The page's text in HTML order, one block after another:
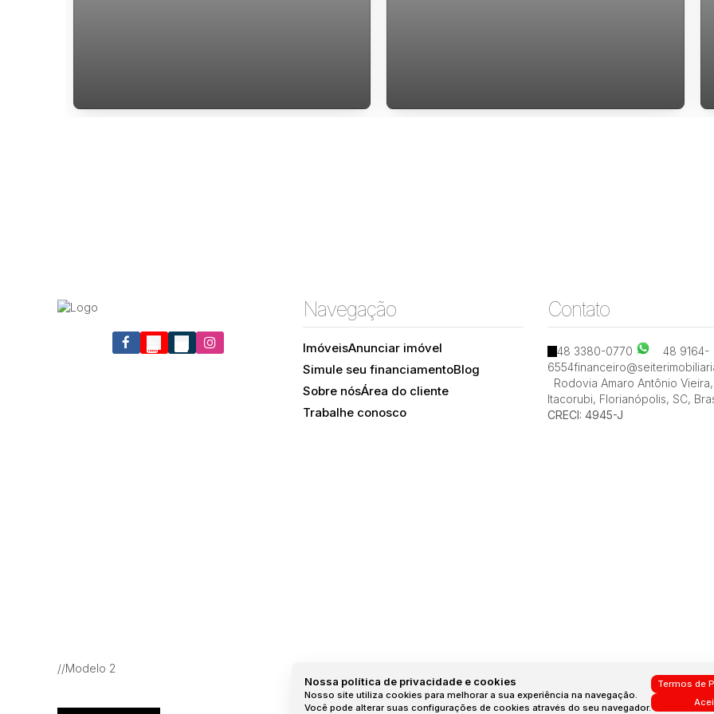
Nossa política de privacidade e cookies
Nosso site utiliza cookies para melhorar a sua experiência na navegação.
Você pode alterar suas configurações de cookies através do seu navegador.
Termos de
Agronômica, Florianópolis, Santa Catarina, Brasil
Lagoa da Conceição, Florianópolis, Santa Catarina,
Brasil
Navegação
ImóveisAnunciar imóvel
Simule seu financiamentoBlog
Sobre nósÁrea do cliente
Trabalhe conosco
Contato
48 3380-0770
48 9164-
6554
Rodovia Amaro Antônio Vieira,
Itacorubi, Florianópolis, SC,
CRECI: 4945-J
//Modelo 2